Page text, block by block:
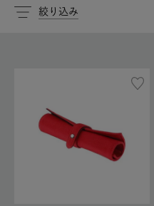
絞り込み